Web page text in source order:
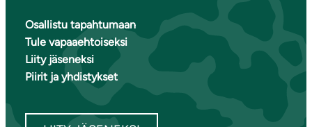
Osallistu tapahtumaan
Tule vapaaehtoiseksi
Liity jäseneksi
Piirit ja yhdistykset